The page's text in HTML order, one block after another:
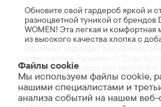
Обновите свой гардероб яркой и
разноцветной туникой от брендов
WOMEN! Эта легкая и
из высокого качества хлопка с
идеальную посадку для любой
Произведена в Турции в 2025 году,
вашим универсальным и ярким
Наслаждайтесь стилем,
Файлы cookie
Мы используем файлы cookie,
нашими специалистами и
анализа событий на нашем веб-